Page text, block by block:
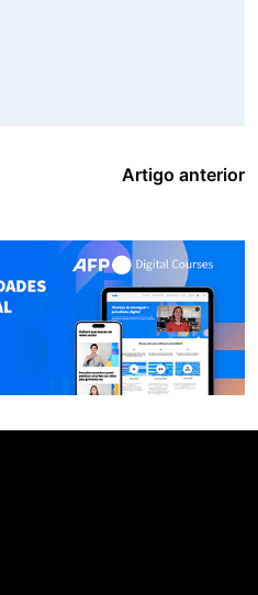
Artigo anterior